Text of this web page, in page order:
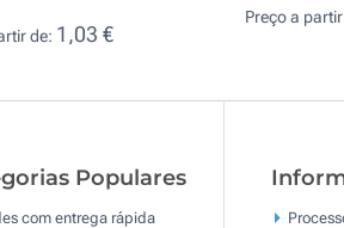
de: 1,03 €
Preço a
Populares
com entrega rápida